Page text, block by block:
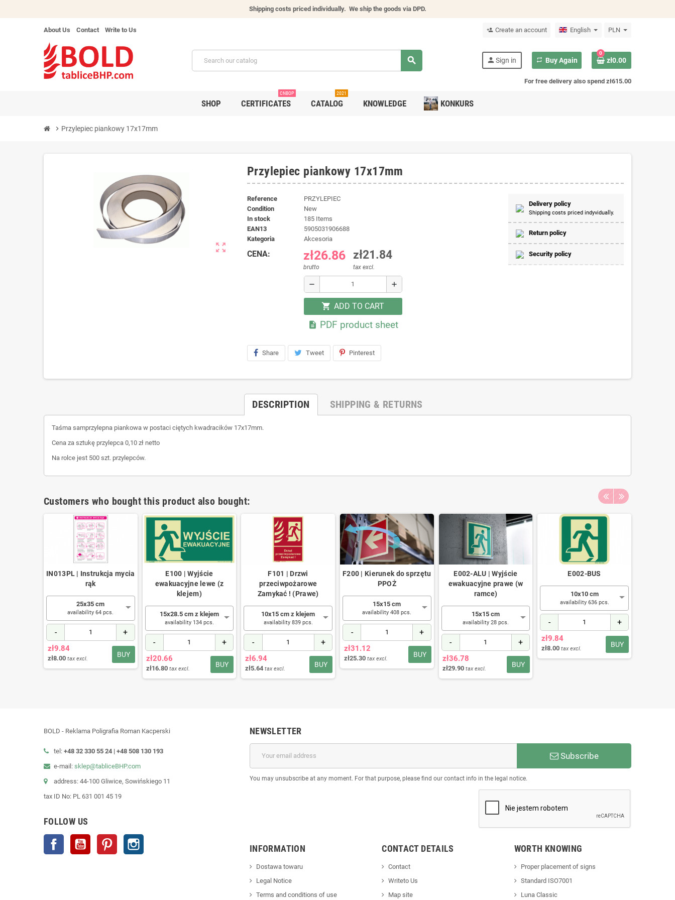
Shipping costs priced individually. We ship the goods via DPD.
About Us Contact Write to Us person_add Create an account English PLN
search person Sign in repeat Buy Again
0
zł0.00
For free delivery also spend zł615.00
SHOP CERTIFICATES
CNBOP
CATALOG
2021
KNOWLEDGE KONKURS
chevron_right Przylepiec piankowy 17x17mm
zoom_out_map
Przylepiec piankowy 17x17mm
Reference
PRZYLEPIEC
Condition
New
In stock
185 Items
EAN13
5905031906688
kategoria
Akcesoria
CENA: zł26.86
brutto
zł21.84
tax excl.
remove add
shopping_cart ADD TO CART
 PDF product sheet
Share Tweet Pinterest
Delivery policy
Shipping costs priced indyvidually.
Return policy
Security policy
DESCRIPTION SHIPPING & RETURNS
Taśma samprzylepna piankowa w postaci ciętych kwadracików 17x17mm.
Cena za sztukę przylepca 0,10 zł netto
Na rolce jest 500 szt. przylepców.
Customers who bought this product also bought:
IN013PL | Instrukcja mycia
rąk
25x35 cm
availability 64 pcs.
- +
BUY
zł9.84
zł8.00 tax excl.
E100 | Wyjście
ewakuacyjne lewe (z
klejem)
15x28.5 cm z klejem
availability 134 pcs.
- +
BUY
zł20.66
zł16.80 tax excl.
F101 | Drzwi
przeciwpożarowe
Zamykać ! (Prawe)
10x15 cm z klejem
availability 839 pcs.
- +
BUY
zł6.94
zł5.64 tax excl.
F200 | Kierunek do sprzętu
PPOŻ
15x15 cm
availability 408 pcs.
- +
BUY
zł31.12
zł25.30 tax excl.
E002-ALU | Wyjście
ewakuacyjne prawe (w
ramce)
15x15 cm
availability 28 pcs.
- +
BUY
zł36.78
zł29.90 tax excl.
E002-BUS
10x10 cm
availability 636 pcs.
- +
BUY
zł9.84
zł8.00 tax excl.
BOLD - Reklama Poligrafia Roman Kacperski
tel: +48 32 330 55 24 | +48 508 130 193
e-mail: sklep@tabliceBHP.com
address: 44-100 Gliwice, Sowińskiego 11
tax ID No: PL 631 001 45 19
FOLLOW US
Facebook YouTube Pinterest
NEWSLETTER
Subscribe
You may unsubscribe at any moment. For that purpose, please find our contact info in the legal notice.
INFORMATION
Dostawa towaru
Legal Notice
Terms and conditions of use
CONTACT DETAILS
Contact
Writeto Us
Map site
WORTH KNOWING
Proper placement of signs
Standard ISO7001
Luna Classic